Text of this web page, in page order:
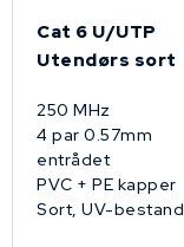
Cat 6 U/UTP
Utendørs sort
250 MHz
4 par 0.57mm
entrådet
PVC + PE kapper
Sort, UV-